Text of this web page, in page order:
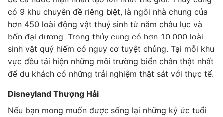
có 9 khu chuyên đề riêng biệt, là ngôi nhà chung của
hơn 450 loài động vật thuỷ sinh từ năm châu lục và
bốn đại dương. Trong thủy cung có hơn 10.000 loài
sinh vật quý hiếm có nguy cơ tuyệt chủng. Tại mỗi khu
vực đều tái hiện những môi trường biển chân thật nhất
để du khách có những trải nghiệm thật sát với thực tế.
Disneyland Thượng Hải
Nếu bạn mong muốn được sống lại những ký ức tuổi